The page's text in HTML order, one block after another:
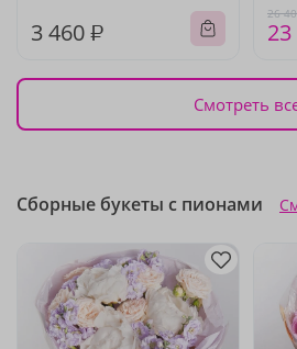
3 460 ₽
26
Смотреть
Сборные букеты с пионами